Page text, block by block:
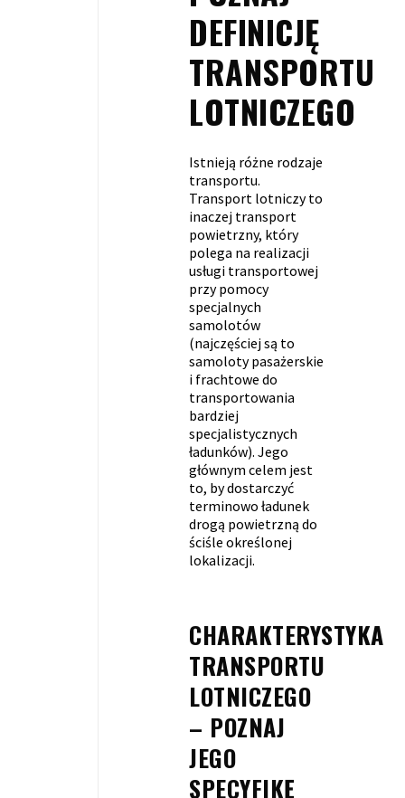
DEFINICJĘ
TRANSPORTU
LOTNICZEGO
Istnieją różne rodzaje
transportu.
Transport lotniczy to
inaczej transport
powietrzny, który
polega na realizacji
usługi transportowej
przy pomocy
specjalnych
samolotów
(najczęściej są to
samoloty pasażerskie
i frachtowe do
transportowania
bardziej
specjalistycznych
ładunków). Jego
głównym celem jest
to, by dostarczyć
terminowo ładunek
drogą powietrzną do
ściśle określonej
lokalizacji.
CHARAKTERYSTYKA
TRANSPORTU
LOTNICZEGO
– POZNAJ
JEGO
SPECYFIKĘ